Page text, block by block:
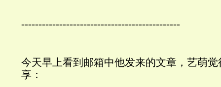
----------------------------------------------
今天早上看到邮箱中他发来的文章，艺萌
享：